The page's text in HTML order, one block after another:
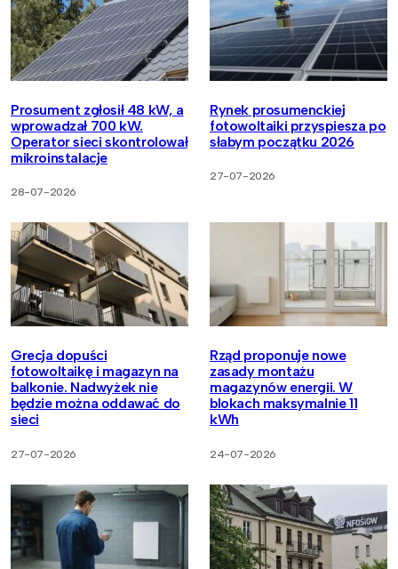
Prosument zgłosił 48 kW, a
wprowadzał 700 kW.
Operator sieci skontrolował
mikroinstalacje
28-07-2026
Rynek prosumenckiej
fotowoltaiki przyspiesza po
słabym początku 2026
27-07-2026
Grecja dopuści
fotowoltaikę i magazyn na
balkonie. Nadwyżek nie
będzie można oddawać do
sieci
27-07-2026
Rząd proponuje nowe
zasady montażu
magazynów energii. W
blokach maksymalnie 11
kWh
24-07-2026